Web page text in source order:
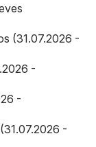
(31.07.2026 -
-
-
-